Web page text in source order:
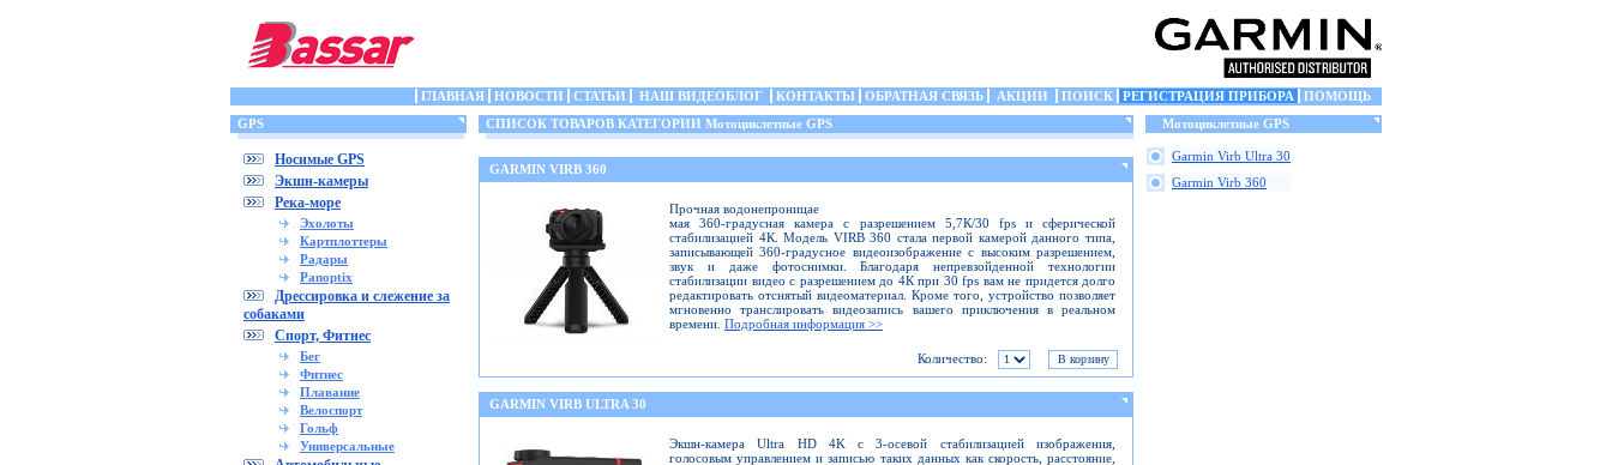
ГЛАВНАЯ НОВОСТИ СТАТЬИ НАШ ВИДЕОБЛОГ КОНТАКТЫ ОБРАТНАЯ СВЯЗЬ АКЦИИ ПОИСК РЕГИСТРАЦИЯ ПРИБОРА
ПОМОЩЬ
GPS
Носимые GPS
Экшн-камеры
Река-море
Эхолоты
Картплоттеры
Радары
Panoptix
Дрессировка и слежение за
собаками
Спорт, Фитнес
Бег
Фитнес
Плавание
Велоспорт
Гольф
Универсальные
СПИСОК ТОВАРОВ КАТЕГОРИИ Мотоциклетные GPS
GARMIN VIRB 360
Прочная водонепроницае
мая 360-градусная камера с разрешением 5,7К/30 fps и сферической
стабилизацией 4К. Модель VIRB 360 стала первой камерой данного типа,
записывающей 360-градусное видеоизображение с высоким разрешением,
звук и даже фотоснимки. Благодаря непревзойденной технологии
стабилизации видео с разрешением до 4К при 30 fps вам не придется долго
редактировать отснятый видеоматериал. Кроме того, устройство позволяет
мгновенно транслировать видеозапись вашего приключения в реальном
времени. Подробная информация >>
Количество:
GARMIN VIRB ULTRA 30
Экшн-камера Ultra HD 4K с 3-осевой стабилизацией изображения,
голосовым управлением и записью таких данных как скорость, расстояние,
Мотоциклетные GPS
Garmin Virb Ultra 30
Garmin Virb 360